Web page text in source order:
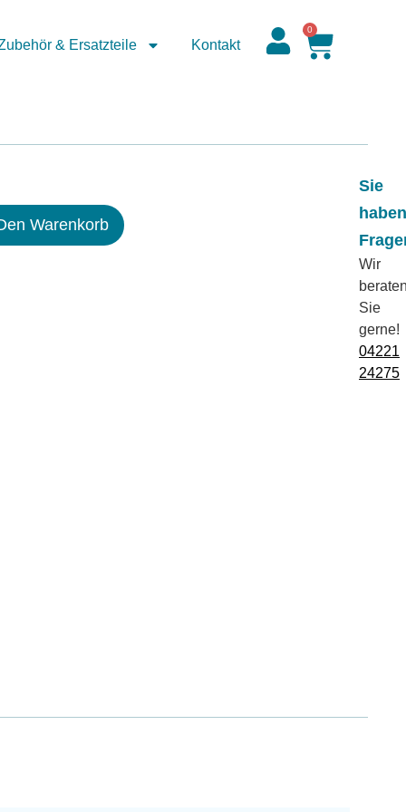
& Ersatzteile Kontakt
0
Warenkorb
Sie
haben
Wir
Sie
gerne!
04221
24275